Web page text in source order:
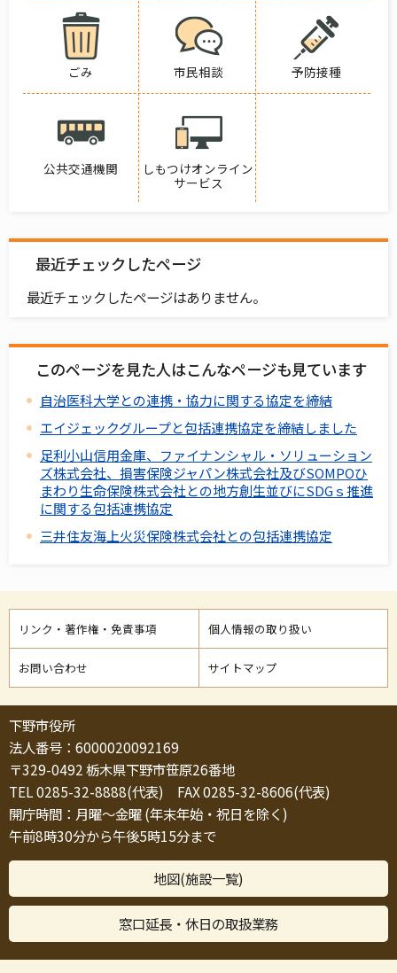
ごみ 市民相談 予防接種
公共交通機関
しもつけオンライン
サービス
最近チェックしたページ
最近チェックしたページはありません。
このページを見た人はこんなページも見ています
自治医科大学との連携・協力に関する協定を締結
エイジェックグループと包括連携協定を締結しました
足利小山信用金庫、ファイナンシャル・ソリューション
ズ株式会社、損害保険ジャパン株式会社及びSOMPOひ
まわり生命保険株式会社との地方創生並びにSDGｓ推進
に関する包括連携協定
三井住友海上火災保険株式会社との包括連携協定
リンク・著作権・免責事項 個人情報の取り扱い
お問い合わせ サイトマップ
下野市役所
法人番号：6000020092169
〒329-0492 栃木県下野市笹原26番地
TEL 0285-32-8888(代表) FAX 0285-32-8606(代表)
開庁時間：月曜～金曜 (年末年始・祝日を除く)
午前8時30分から午後5時15分まで
地図(施設一覧)
窓口延長・休日の取扱業務